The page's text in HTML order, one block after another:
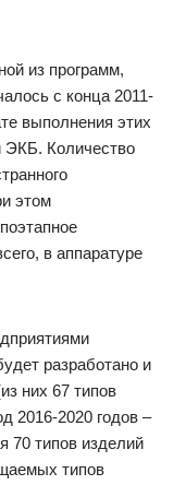
из программ,
с конца 2011-
выполнения этих
ЭКБ. Количество
этом
в аппаратуре
разработано и
них 67 типов
2016-2020 годов –
70 типов изделий
типов